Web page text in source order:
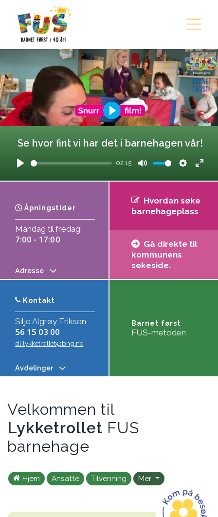
Hopp til innhold
02:15
Se hvor fint vi har det i barnehagen vår!
Åpningstider
Mandag til fredag:
7:00 - 17:00
Adresse
Hvordan søke
barnehageplass
Gå direkte til
kommunens
søkeside.
Kontakt
Silje Algrøy Eriksen
56 15 03 00
dl.lykketrollet@bhg.no
Avdelinger
Barnet først
FUS-metoden
Velkommen til
Lykketrollet FUS
barnehage
Hjem Ansatte Tilvenning Mer